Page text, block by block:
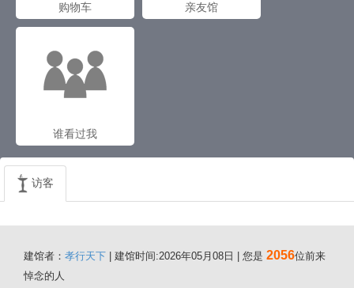
购物车 亲友馆
谁看过我
访客
建馆者： 孝行天下 | 建馆时间:2026年05月08日 | 您是 2056位前来
悼念的人